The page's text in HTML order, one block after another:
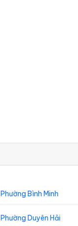
Phường Bình Minh
Phường Duyên Hải